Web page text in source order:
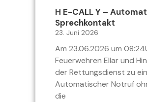
H E-CALL Y –
Sprechkontakt
23. Juni 2026
Am 23.06.2026 um
Feuerwehren Ellar und
der Rettungsdienst zu
Automatischer Notruf
die